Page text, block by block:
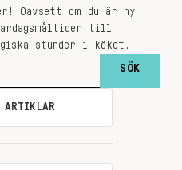
Oavsett om du är ny
till
stunder i köket.
ARTIKLAR